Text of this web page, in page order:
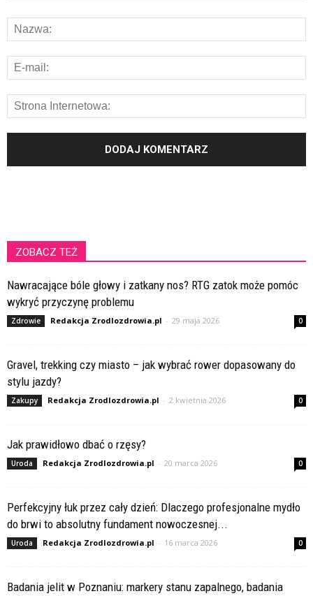
ZOBACZ TEŻ
Nawracające bóle głowy i zatkany nos? RTG zatok może pomóc
wykryć przyczynę problemu
Zdrowie Redakcja Zrodlozdrowia.pl - 29 maja 2026 0
Gravel, trekking czy miasto – jak wybrać rower dopasowany do
stylu jazdy?
Zakupy Redakcja Zrodlozdrowia.pl - 2 kwietnia 2026 0
Jak prawidłowo dbać o rzęsy?
Uroda Redakcja Zrodlozdrowia.pl - 20 marca 2026 0
Perfekcyjny łuk przez cały dzień: Dlaczego profesjonalne mydło
do brwi to absolutny fundament nowoczesnej...
Uroda Redakcja Zrodlozdrowia.pl - 16 marca 2026 0
Badania jelit w Poznaniu: markery stanu zapalnego, badania